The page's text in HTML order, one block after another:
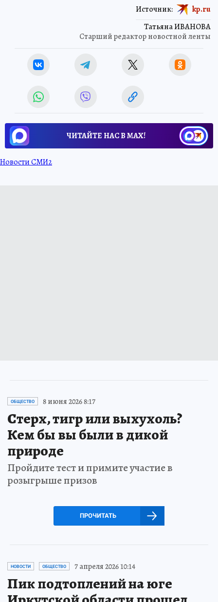
Татьяна ИВАНОВА
Старший редактор новостной ленты
Источник: kp.ru
ЧИТАЙТЕ НАС В МАХ!
Новости СМИ2
ОБЩЕСТВО 8 июня 2026 8:17
Стерх, тигр или выхухоль?
Кем бы вы были в дикой
природе
Пройдите тест и примите участие в
розыгрыше призов
ПРОЧИТАТЬ
НОВОСТИ ОБЩЕСТВО 7 апреля 2026 10:14
Пик подтоплений на юге